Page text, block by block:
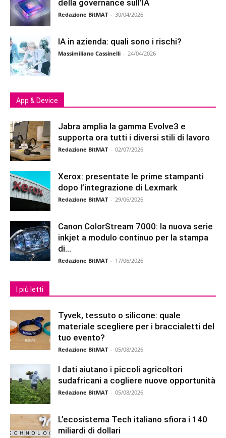
della governance sull’IA
Redazione BitMAT - 30/04/2026
IA in azienda: quali sono i rischi?
Massimiliano Cassinelli - 24/04/2026
App & Device
Jabra amplia la gamma Evolve3 e
supporta ora tutti i diversi stili di lavoro
Redazione BitMAT - 02/07/2026
Xerox: presentate le prime stampanti
dopo l’integrazione di Lexmark
Redazione BitMAT - 29/06/2026
Canon ColorStream 7000: la nuova serie
inkjet a modulo continuo per la stampa
di...
Redazione BitMAT - 17/06/2026
I più letti
Tyvek, tessuto o silicone: quale
materiale scegliere per i braccialetti del
tuo evento?
Redazione BitMAT - 05/08/2026
I dati aiutano i piccoli agricoltori
sudafricani a cogliere nuove opportunità
Redazione BitMAT - 05/08/2026
L’ecosistema Tech italiano sfiora i 140
miliardi di dollari